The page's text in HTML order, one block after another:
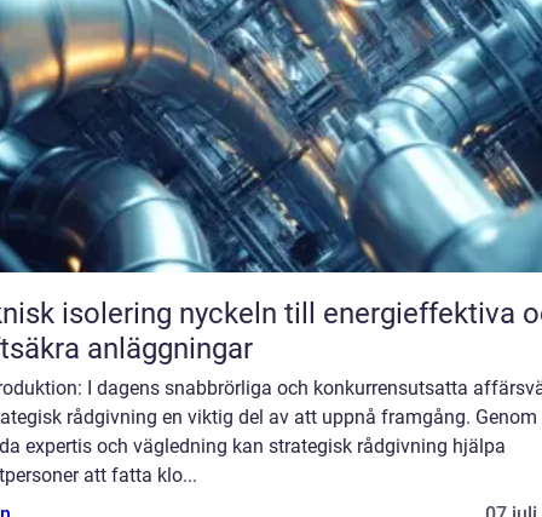
nyckeln till energieffektiva och
anläggningar
I dagens snabbrörliga och konkurrensutsatta
rådgivning en viktig del av att uppnå framgång.
expertis och vägledning kan strategisk rådgivning hjälpa
att fatta klo...